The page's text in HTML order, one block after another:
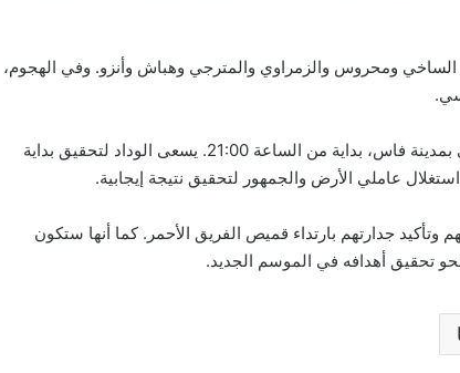
ومحروس والزمراوي والمترجي وهباش وأنزو. وفي الهجوم،
ستقام المباراة مساء اليوم الجمعة على ملعب الحسن الثاني بمدينة فاس، بداية من الساعة 21:00. يسعى الوداد لتحقيق بداية
عاملي الأرض والجمهور لتحقيق نتيجة إيجابية.
وتأكيد جدارتهم بارتداء قميص الفريق الأحمر. كما أنها ستكون
تحقيق أهدافه في الموسم الجديد.